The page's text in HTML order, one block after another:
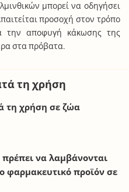
μπορεί να οδηγήσει
προσοχή στον τρόπο
την αποφυγή κάκωσης της
στα πρόβατα.
τη χρήση
τη χρήση σε ζώα
πρέπει να λαμβάνονται
φαρμακευτικό προϊόν σε